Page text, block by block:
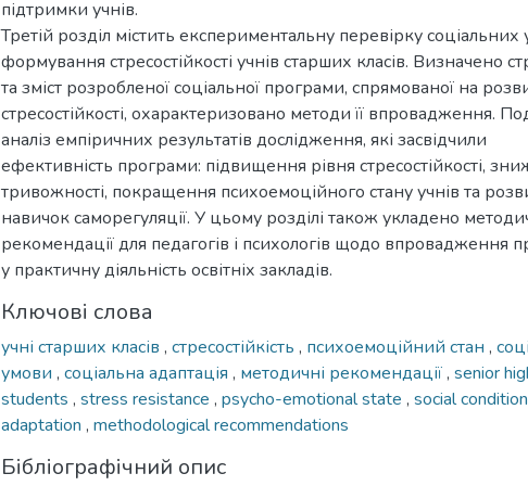
підтримки учнів.
Третій розділ містить експериментальну перевірку соціальних
формування стресостійкості учнів старших класів. Визначено
та зміст розробленої соціальної програми, спрямованої на
стресостійкості, охарактеризовано методи її впровадження.
аналіз емпіричних результатів дослідження, які засвідчили
ефективність програми: підвищення рівня стресостійкості,
тривожності, покращення психоемоційного стану учнів та
навичок саморегуляції. У цьому розділі також укладено
рекомендації для педагогів і психологів щодо впровадження
у практичну діяльність освітніх закладів.
Ключові слова
учні старших класів , стресостійкість , психоемоційний стан ,
умови , соціальна адаптація , методичні рекомендації, senior
students , stress resistance , psycho-emotional state , social
adaptation , methodological recommendations
Бібліографічний опис